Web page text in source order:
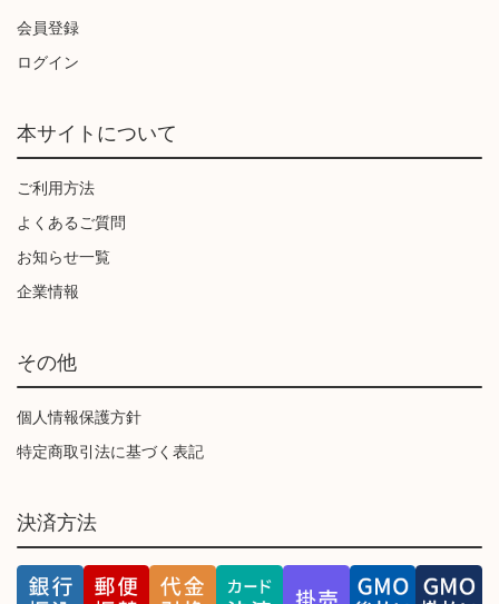
会員登録
ログイン
本サイトについて
ご利用方法
よくあるご質問
お知らせ一覧
企業情報
その他
個人情報保護方針
特定商取引法に基づく表記
決済方法